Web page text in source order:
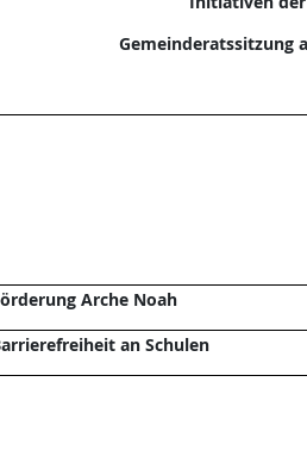
Gemeinderatssitzung
Arche Noah
an Schulen